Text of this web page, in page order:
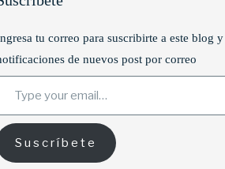
tu correo para suscribirte a este blog
de nuevos post por correo
your email…
Suscríbete